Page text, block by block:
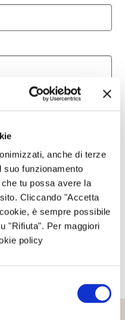
anche di terze
suo funzionamento
tu possa avere la
Cliccando "Accetta
è sempre possibile
"Rifiuta". Per maggiori
policy
ed è soggetto alla
al mio
di un nuovo